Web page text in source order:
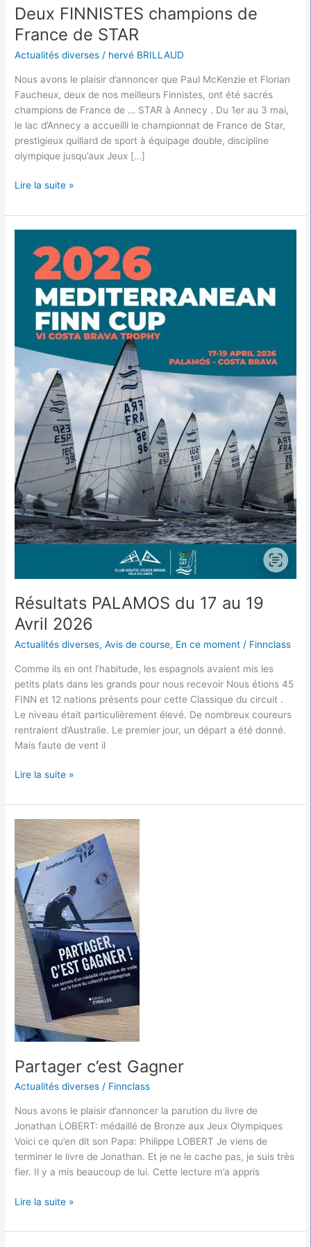
Deux FINNISTES champions de
France de STAR
Actualités diverses / hervé BRILLAUD
Nous avons le plaisir d’annoncer que Paul McKenzie et Florian
Faucheux, deux de nos meilleurs Finnistes, ont été sacrés
champions de France de … STAR à Annecy . Du 1er au 3 mai,
le lac d’Annecy a accueilli le championnat de France de Star,
prestigieux quillard de sport à équipage double, discipline
olympique jusqu’aux Jeux […]
Lire la suite »
Résultats PALAMOS du 17 au 19
Avril 2026
Actualités diverses,Avis de course, En ce moment / Finnclass
Comme ils en ont l’habitude, les espagnols avaient mis les
petits plats dans les grands pour nous recevoir Nous étions 45
FINN et 12 nations présents pour cette Classique du circuit .
Le niveau était particulièrement élevé. De nombreux coureurs
rentraient d’Australie. Le premier jour, un départ a été donné.
Mais faute de vent il
PALAMOS
2026
Lire la suite »
Partager c’est Gagner
Actualités diverses / Finnclass
Nous avons le plaisir d’annoncer la parution du livre de
Jonathan LOBERT: médaillé de Bronze aux Jeux Olympiques
Voici ce qu’en dit son Papa: Philippe LOBERT Je viens de
terminer le livre de Jonathan. Et je ne le cache pas, je suis très
fier. Il y a mis beaucoup de lui. Cette lecture m’a appris
Partager
c’est
Gagner
Lire la suite »